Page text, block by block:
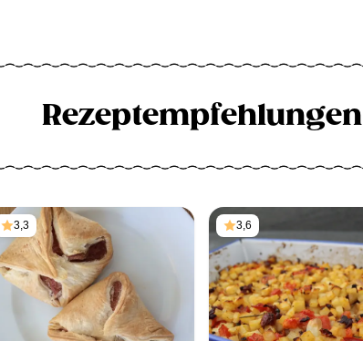
Rezeptempfehlungen
3,3 3,6